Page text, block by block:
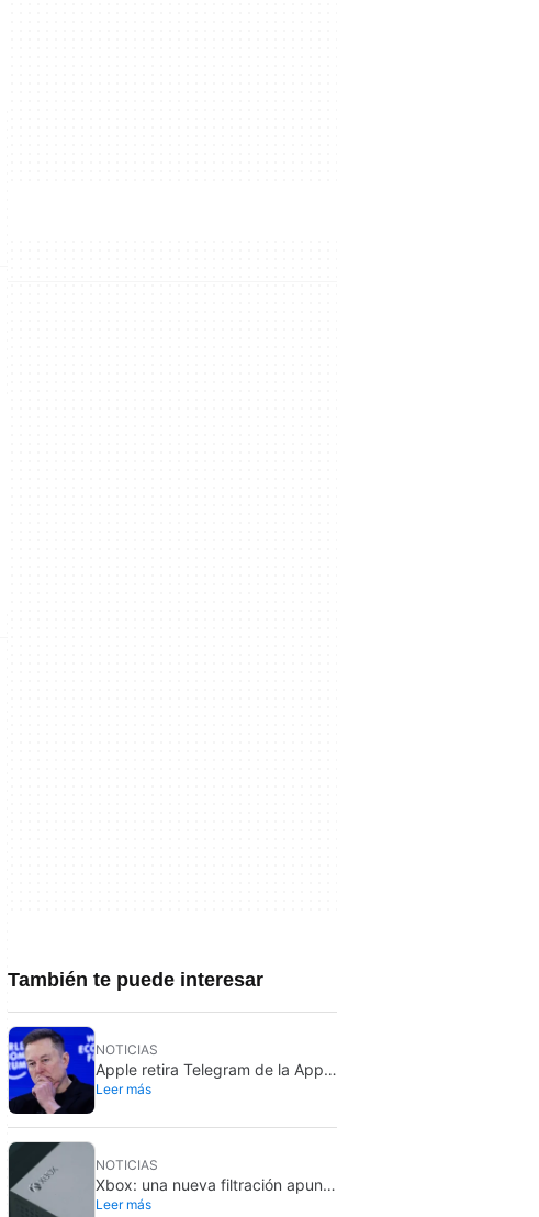
También te puede interesar
NOTICIAS
Apple retira Telegram de la App
Store durante una hora, pero no
Leer más
NOTICIAS
Xbox: una nueva filtración apunta
a un mando de Gears of War
Leer más